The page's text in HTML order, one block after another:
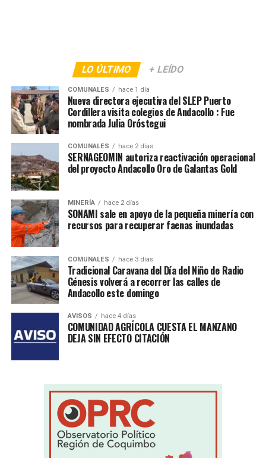
LO ÚLTIMO + LEÍDO
COMUNALES hace 1 día
Nueva directora ejecutiva del SLEP Puerto
Cordillera visita colegios de Andacollo : Fue
nombrada Julia Oróstegui
COMUNALES hace 2 días
SERNAGEOMIN autoriza reactivación operacional
del proyecto Andacollo Oro de Galantas Gold
MINERÍA hace 2 días
SONAMI sale en apoyo de la pequeña minería con
recursos para recuperar faenas inundadas
COMUNALES hace 3 días
Tradicional Caravana del Día del Niño de Radio
Génesis volverá a recorrer las calles de
Andacollo este domingo
AVISOS hace 4 días
COMUNIDAD AGRÍCOLA CUESTA EL MANZANO
DEJA SIN EFECTO CITACIÓN